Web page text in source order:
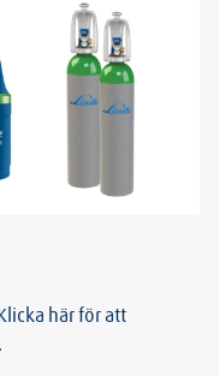
här för att